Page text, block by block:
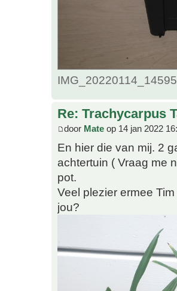
Re: Trachycarpus
door Mate op 14 jan 2022
En hier die van mij. 2
achtertuin ( Vraag me
pot.
Veel plezier ermee
jou?